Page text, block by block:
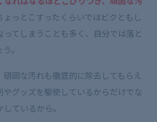
ょっとこすったくらいではビクともし
てしまうことも多く、自分では落と
。
固な汚れも徹底的に除去してもらえ
やグッズを駆使しているからだけでな
ているから。